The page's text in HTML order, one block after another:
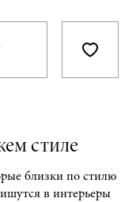
стиле
близки по стилю
в интерьеры